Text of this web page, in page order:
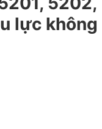
lực không